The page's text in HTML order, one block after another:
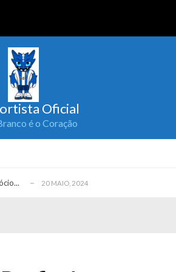
Oficial
é o Coração
play&#... 17 MAIO, 2024
15 MAIO, 2024
20 MAIO, 2024